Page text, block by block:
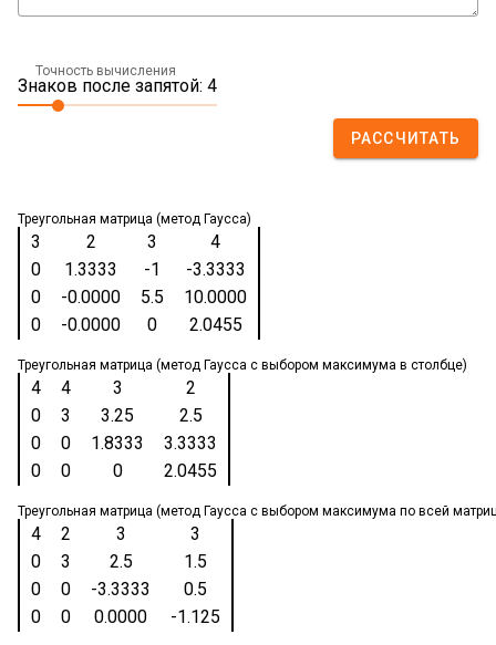
Точность вычисления
Знаков после запятой: 4
РАССЧИТАТЬ
Треугольная матрица (метод Гаусса)
3 2 3
4
0
1.3333 -1
-3.3333
0
-0.0000 5.5
10.0000
0
-0.0000 0 2.0455
Треугольная матрица (метод Гаусса с выбором максимума в столбце)
4 4 3
2
0
3 3.25
2.5
0
0 1.8333
3.3333
0
0 0 2.0455
Треугольная матрица (метод Гаусса с выбором максимума по всей
4 2 3
3
0
3 2.5
1.5
0
0 -3.3333
0.5
0
0 0.0000 -1.125